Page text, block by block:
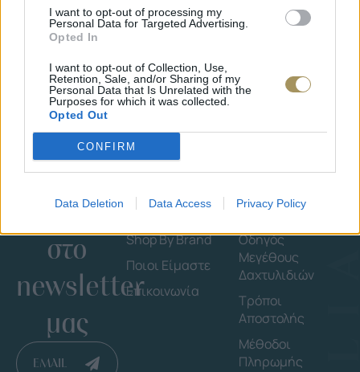
I want to opt-out of processing my
Personal Data for Targeted Advertising.
Opted In
I want to opt-out of Collection, Use,
Retention, Sale, and/or Sharing of my
Personal Data that Is Unrelated with the
Purposes for which it was collected.
Opted Out
CONFIRM
Data Deletion Data Access Privacy Policy
ΜΟΝΌΠΕΤΡΟ ΔΑΧΤΥΛΊΔΙ ΜΕ
ΔΙΑΜΆΝΤΙ 0.35CT
€1.737€
Εγγράψου
στο
newsletter
μας
EMAIL
Εταιρεία
Shop By Brand
Ποιοι Είμαστε
Επικοινωνία
Οδηγός
Μεγέθους
Δαχτυλιδιών
Τρόποι
Αποστολής
Μέθοδοι
Πληρωμής